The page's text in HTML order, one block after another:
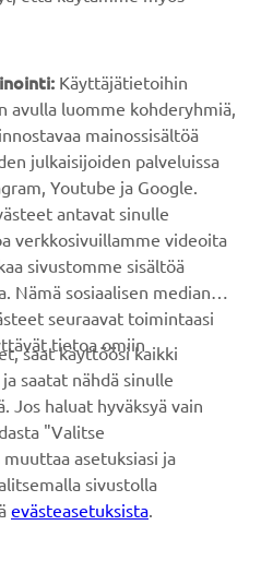
tarjouksista,
ja paljon muuta...
tietää, miten
Tietosuoja ja evästeet -sivustolta
Käyttäjätietoihin
avulla luomme kohderyhmiä,
mainossisältöä
julkaisijoiden palveluissa
Youtube ja Google.
antavat sinulle
verkkosivuillamme videoita
sivustomme sisältöä
Nämä sosiaalisen median
seuraavat toimintaasi
tietoa omiin
saat käyttöösi kaikki
saatat nähdä sinulle
Jos haluat hyväksyä vain
"Valitse
asetuksiasi ja
sivustolla
evästeasetuksista.